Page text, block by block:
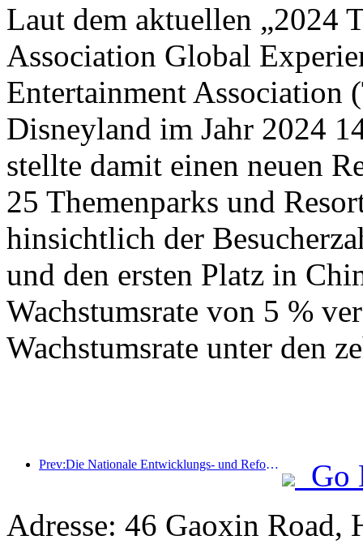
Laut dem aktuellen „2024
Association Global
Entertainment Association
Disneyland im Jahr 2024
stellte damit einen neuen
25 Themenparks und
hinsichtlich der
und den ersten Platz in
Wachstumsrate von 5 %
Wachstumsrate unter den
Prev:Die Nationale Entwicklungs- und Reformkommission hat die erste Charge von 49 hochwertigen Outdoor-Sportzielen veröffentlicht
Go
Adresse: 46 Gaoxin Road,